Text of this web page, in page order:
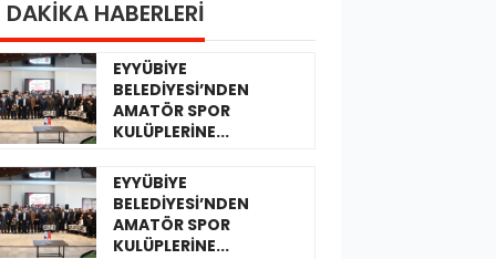
HABERLERİ
EYYÜBİYE
BELEDİYESİ’NDEN
AMATÖR SPOR
KULÜPLERİNE...
EYYÜBİYE
BELEDİYESİ’NDEN
AMATÖR SPOR
KULÜPLERİNE...